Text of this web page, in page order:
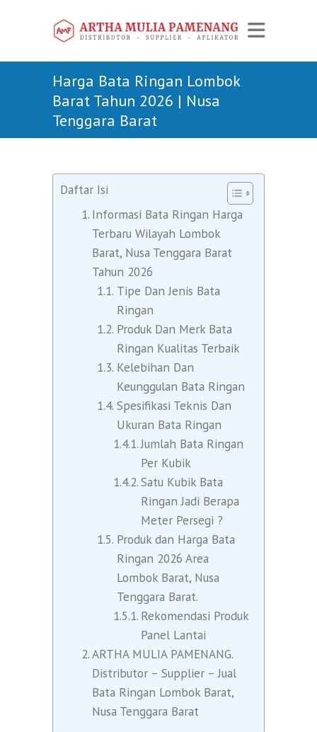
Harga Bata Ringan Lombok
Barat Tahun 2026 | Nusa
Tenggara Barat
Daftar Isi
Informasi Bata Ringan Harga
Terbaru Wilayah Lombok
Barat, Nusa Tenggara Barat
Tahun 2026
Tipe Dan Jenis Bata
Ringan
Produk Dan Merk Bata
Ringan Kualitas Terbaik
Kelebihan Dan
Keunggulan Bata Ringan
Spesifikasi Teknis Dan
Ukuran Bata Ringan
Jumlah Bata Ringan
Per Kubik
Satu Kubik Bata
Ringan Jadi Berapa
Meter Persegi ?
Produk dan Harga Bata
Ringan 2026 Area
Lombok Barat, Nusa
Tenggara Barat.
Rekomendasi Produk
Panel Lantai
ARTHA MULIA PAMENANG.
Distributor – Supplier – Jual
Bata Ringan Lombok Barat,
Nusa Tenggara Barat